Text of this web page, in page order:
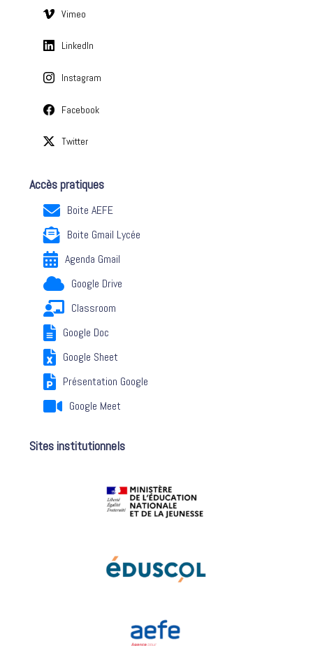
Vimeo
LinkedIn
Instagram
Facebook
Twitter
Accès pratiques
Boite AEFE
Boite Gmail Lycée
Agenda Gmail
Google Drive
Classroom
Google Doc
Google Sheet
Présentation Google
Google Meet
Sites institutionnels